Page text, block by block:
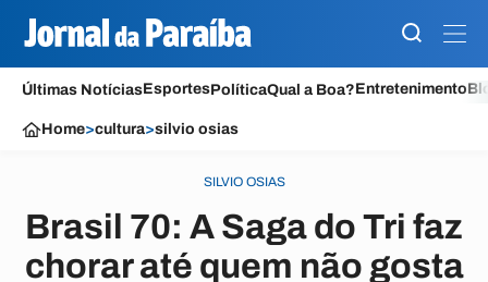
Últimas NotíciasEsportesPolíticaQual a Boa?Entretenimento
Home>cultura>silvio osias
SILVIO OSIAS
Brasil 70: A Saga do Tri faz
chorar até quem não gosta